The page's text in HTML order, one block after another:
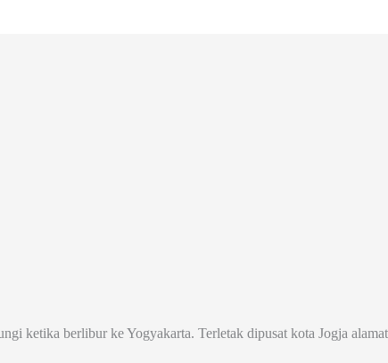
ketika berlibur ke Yogyakarta. Terletak dipusat kota Jogja